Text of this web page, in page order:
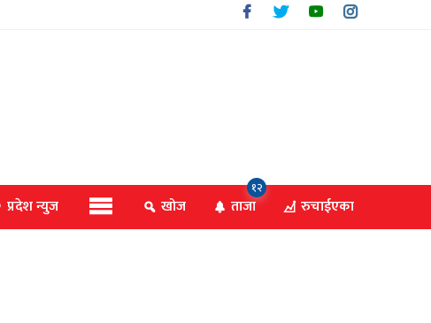
प्रदेश न्युज खोज ताजा
१२
रुचाईएका